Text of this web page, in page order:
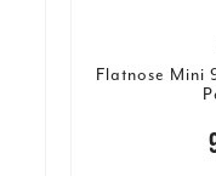
Flatnose Mini
99,00